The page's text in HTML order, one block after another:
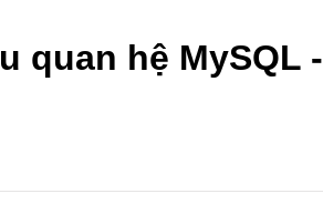
quan hệ MySQL -